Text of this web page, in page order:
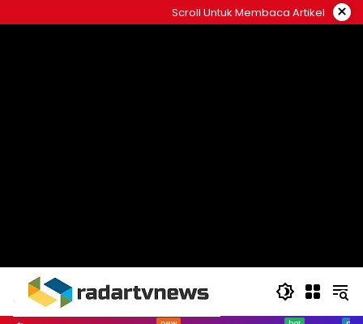
to
Scroll Untuk Membaca Artikel ×